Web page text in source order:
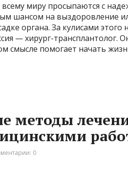
миру просыпаются с
шансом на выздоровление
органа. За кулисами этого
— хирург-трансплантолог.
смысле помогает начать
методы
0